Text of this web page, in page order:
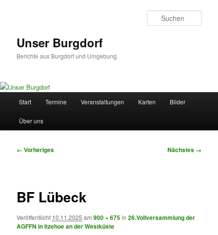
Unser Burgdorf
Berichte aus Burgdorf und Umgebung
Start Termine Veranstaltungen Karten Bilder
Über uns
Bilder-
← Vorheriges Nächstes →
BF Lübeck
Veröffentlicht 10.11.2025 am900 × 675in26.Vollversammlung der
AGFFN in Itzehoe an der Westküste